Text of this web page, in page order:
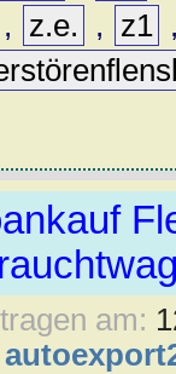
, z.e. , z1
am: